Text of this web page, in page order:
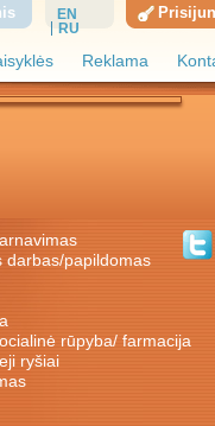
Reklama
EN
RU
rūpyba/ farmacija
ryšiai